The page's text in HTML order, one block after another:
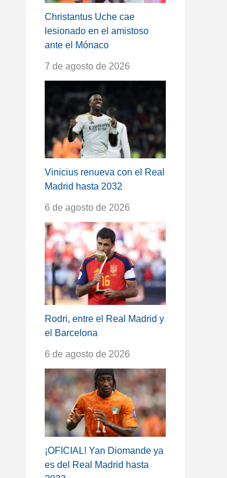
Christantus Uche cae
lesionado en el amistoso
ante el Mónaco
7 de agosto de 2026
Vinicius renueva con el Real
Madrid hasta 2032
6 de agosto de 2026
Rodri, entre el Real Madrid y
el Barcelona
6 de agosto de 2026
¡OFICIAL! Yan Diomande ya
es del Real Madrid hasta